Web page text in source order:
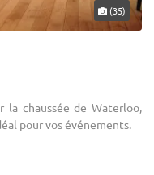
(35)
la chaussée de Waterloo,
pour vos événements.